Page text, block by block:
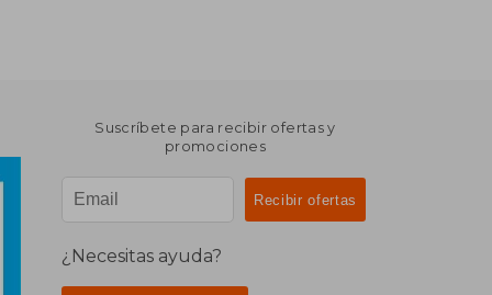
Suscríbete para recibir ofertas y
promociones
¿Necesitas ayuda?